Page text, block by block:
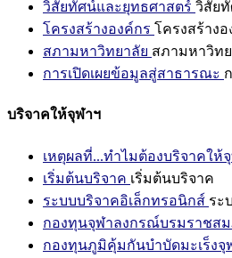
วิสัยทัศน์และยุทธศาสตร์ วิสัย
โครงสร้างองค์กร โครงสร้างอ
สภามหาวิทยาลัย สภามหาวิท
การเปิดเผยข้อมูลสู่สาธารณะ
บริจาคให้จุฬาฯ
เหตุผลที่...ทำไมต้องบริจาคให้
เริ่มต้นบริจาค เริ่มต้นบริจาค
ระบบบริจาคอิเล็กทรอนิกส์ ระ
กองทุนจุฬาลงกรณ์บรมราชส
กองทุนภูมิคุ้มกันบำบัดมะเร็งจุ